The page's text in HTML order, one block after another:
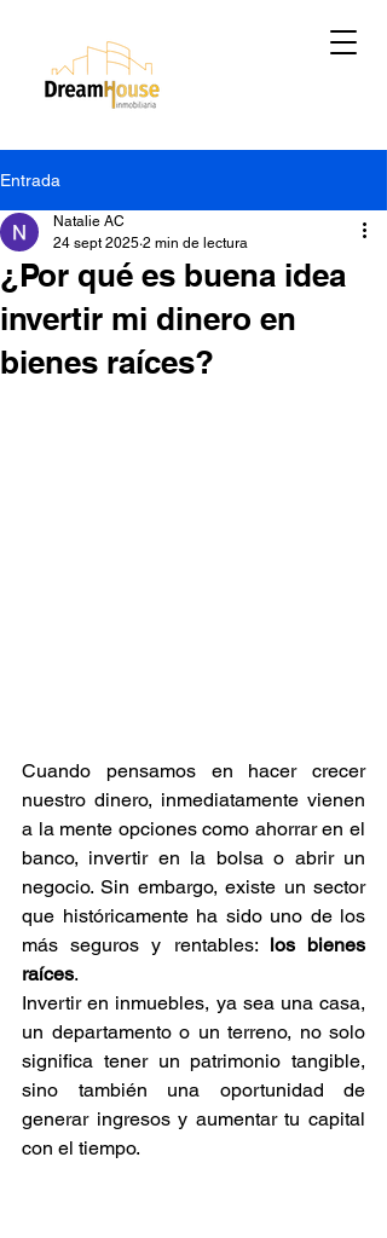
Entrada
¿Por qué es buena idea
invertir mi dinero en
bienes raíces?
Natalie AC
24 sept 2025 2 min de lectura
Cuando pensamos en hacer crecer
nuestro dinero, inmediatamente vienen
a la mente opciones como ahorrar en el
banco, invertir en la bolsa o abrir un
negocio. Sin embargo, existe un sector
que históricamente ha sido uno de los
más seguros y rentables: los bienes
raíces.
Invertir en inmuebles, ya sea una casa,
un departamento o un terreno, no solo
significa tener un patrimonio tangible,
sino también una oportunidad de
generar ingresos y aumentar tu capital
con el tiempo.